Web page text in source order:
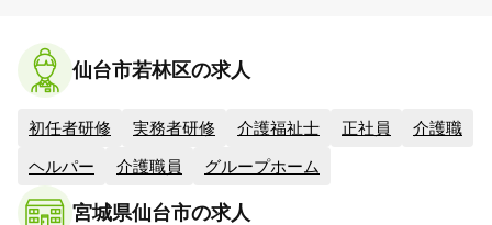
仙台市若林区の求人
初任者研修 実務者研修 介護福祉士 正社員 介護職
ヘルパー 介護職員 グループホーム
宮城県仙台市の求人